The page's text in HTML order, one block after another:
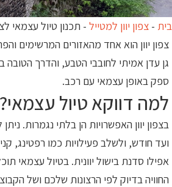
בית - צפון יוון למטייל - תכנון טיול עצמאי
צפון יוון הוא אחד מהאזורים המרשימים
גן עדן אמיתי לחובבי הטבע, והדרך הטובה
ספק באופן עצמאי עם רכב.
למה דווקא טיול עצמאי?
ועד חודש, ולשלב פעילויות כמו רפטינג,
אפילו סדנת בישול יוונית. בטיול עצמאי
החוויה בדיוק לפי הרצונות שלכם ושל